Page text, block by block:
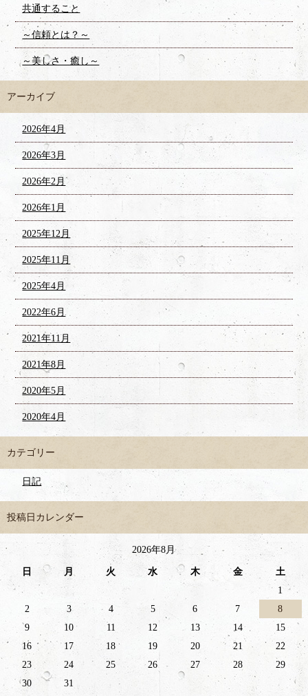
共通すること
～信頼とは？～
～美しさ・癒し～
アーカイブ
2026年4月
2026年3月
2026年2月
2026年1月
2025年12月
2025年11月
2025年4月
2022年6月
2021年11月
2021年8月
2020年5月
2020年4月
カテゴリー
日記
投稿日カレンダー
2026年8月
日 月 火 水 木 金
土
1
2
3 4 5 6 7
8
9
10 11 12 13 14
15
16
17 18 19 20 21
22
23
24 25 26 27 28
29
30
31